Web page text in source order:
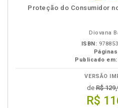
Proteção do Consumidor
Diovana
ISBN:
Publicado em:
VERSÃO
deR$
R$